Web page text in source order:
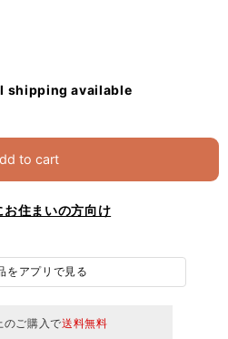
shipping available
to cart
お住まいの方向け
をアプリで見る
ご購入で送料無料